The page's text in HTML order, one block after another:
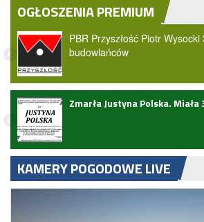
OGŁOSZENIA PREMIUM
PBR Przyszłość Piotr
budowlańców
Zmarła Justyna Polska. Miała
KAMERY POGODOWE LIVE